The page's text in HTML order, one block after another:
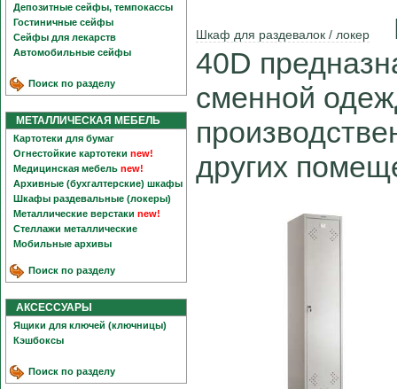
Депозитные сейфы, темпокассы
Гостиничные сейфы
Сейфы для лекарств
Автомобильные сейфы
Поиск по разделу
МЕТАЛЛИЧЕСКАЯ МЕБЕЛЬ
Картотеки для бумаг
Огнестойкие картотеки new!
Медицинская мебель new!
Архивные (бухгалтерские) шкафы
Шкафы раздевальные (локеры)
Металлические верстаки new!
Стеллажи металлические
Мобильные архивы
Поиск по разделу
АКСЕССУАРЫ
Ящики для ключей (ключницы)
Кэшбоксы
Поиск по разделу
Шкаф для раздевалок / локер
40D
сменной
других